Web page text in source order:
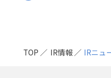
TOP IR情報 IRニュ